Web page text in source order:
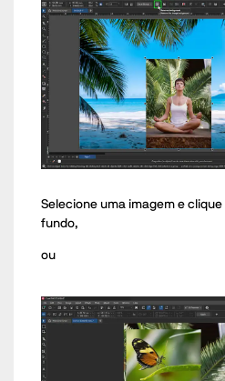
Selecione uma imagem e
fundo,
ou